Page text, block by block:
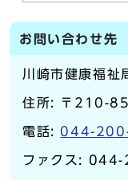
お問い合わせ先
川崎市健康福祉
住所: 〒210-
電話: 044-
ファクス: